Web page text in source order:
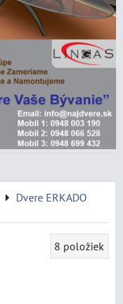
Dvere ERKADO
8 položiek